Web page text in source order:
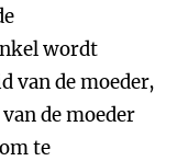
wordt
van de moeder,
de moeder
te